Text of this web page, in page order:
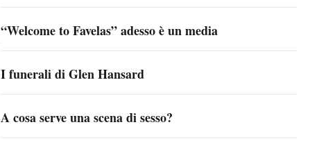
“Welcome to Favelas” adesso è un media
I funerali di Glen Hansard
A cosa serve una scena di sesso?